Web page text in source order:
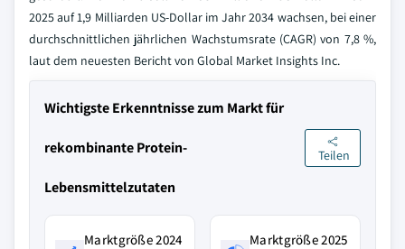
2025 auf 1,9 Milliarden US-Dollar im Jahr 2034 wachsen, bei einer
durchschnittlichen jährlichen Wachstumsrate (CAGR) von 7,8 %,
laut dem neuesten Bericht von Global Market Insights Inc.
Wichtigste Erkenntnisse zum Markt für
rekombinante Protein-
Lebensmittelzutaten
Teilen
Marktgröße 2024 Marktgröße 2025